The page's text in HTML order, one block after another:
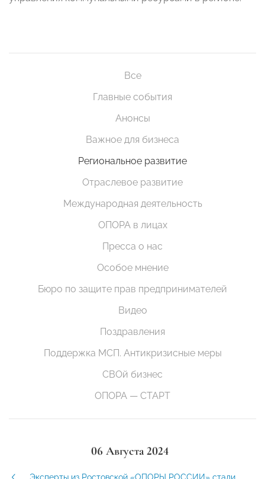
Все
Главные события
Анонсы
Важное для бизнеса
Региональное развитие
Отраслевое развитие
Международная деятельность
ОПОРА в лицах
Пресса о нас
Особое мнение
Бюро по защите прав предпринимателей
Видео
Поздравления
Поддержка МСП. Антикризисные меры
СВОй бизнес
ОПОРА — СТАРТ
06 Августа 2024